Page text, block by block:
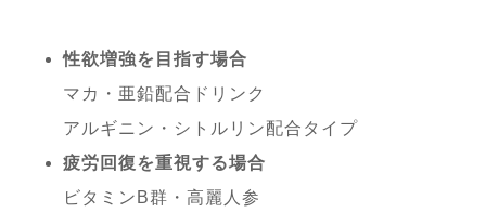
性欲増強を目指す場合
マカ・亜鉛配合ドリンク
アルギニン・シトルリン配合タイプ
疲労回復を重視する場合
ビタミンB群・高麗人参